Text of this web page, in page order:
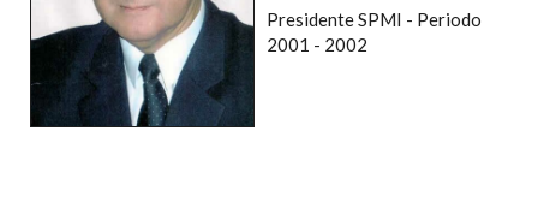
Presidente SPMI - Periodo
2001 - 2002